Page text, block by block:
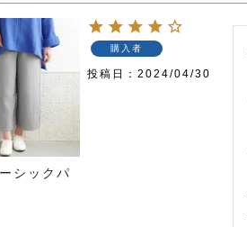
シックパ
購入者
投稿日 2024/04/30